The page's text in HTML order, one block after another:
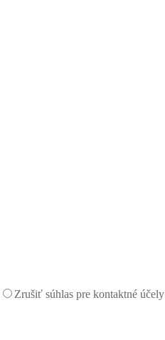
Zrušiť súhlas pre kontaktné účely